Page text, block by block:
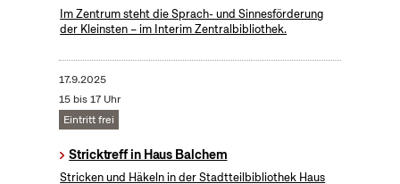
Im Zentrum steht die Sprach- und Sinnesförderung
der Kleinsten – im Interim Zentralbibliothek.
17.9.2025
15 bis 17 Uhr
Eintritt frei
Stricktreff in Haus Balchem
Stricken und Häkeln in der Stadtteilbibliothek Haus